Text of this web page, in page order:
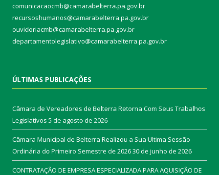
comunicacaocmb@camarabelterra.pa.gov.br
recursoshumanos@camarabelterra.pa.gov.br
ouvidoriacmb@camarabelterra.pa.gov.br
departamentolegislativo@camarabelterra.pa.gov.br
ÚLTIMAS PUBLICAÇÕES
Câmara de Vereadores de Belterra Retorna Com Seus Trabalhos
Legislativos 5 de agosto de 2026
Câmara Municipal de Belterra Realizou a Sua Ultima Sessão
Ordinária do Primeiro Semestre de 202630 de junho de 2026
CONTRATAÇÃO DE EMPRESA ESPECIALIZADA PARA AQUISIÇÃO DE